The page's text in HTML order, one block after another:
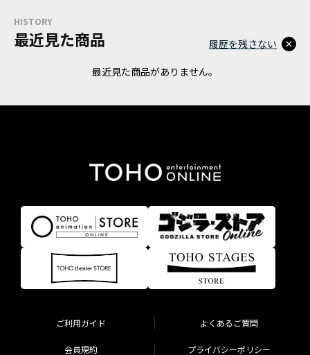
HISTORY
最近見た商品
最近見た商品がありません。
履歴を残さない
ご利用ガイド よくあるご質問
会員規約 プライバシーポリシー